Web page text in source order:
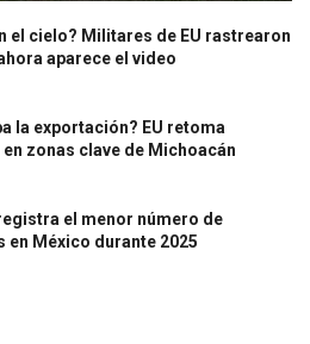
el cielo? Militares de EU rastrearon
aparece el video
la exportación? EU retoma
zonas clave de Michoacán
el menor número de
en México durante 2025